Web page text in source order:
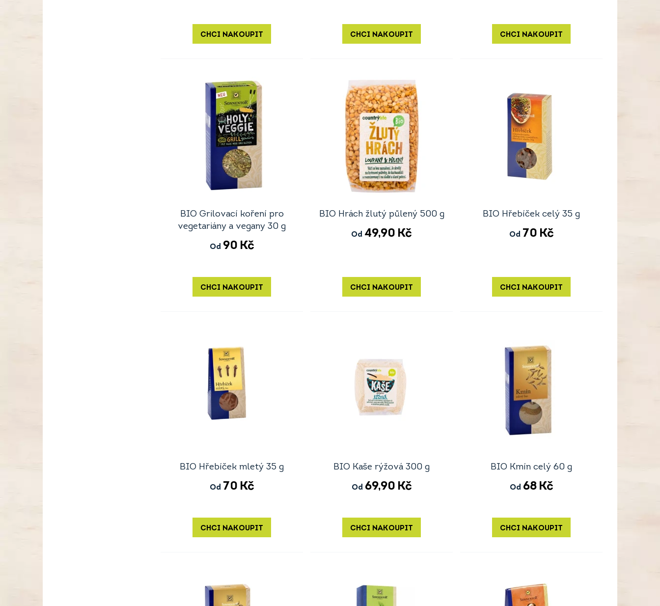
CHCI NAKOUPIT CHCI NAKOUPIT CHCI NAKOUPIT
BIO Grilovací koření pro
vegetariány a vegany 30 g
Od 90 Kč
CHCI NAKOUPIT
BIO Hrách žlutý půlený 500 g
Od 49,90 Kč
CHCI NAKOUPIT
BIO Hřebíček celý 35 g
Od 70 Kč
CHCI NAKOUPIT
BIO Hřebíček mletý 35 g
Od 70 Kč
CHCI NAKOUPIT
BIO Kaše rýžová 300 g
Od 69,90 Kč
CHCI NAKOUPIT
BIO Kmín celý 60 g
Od 68 Kč
CHCI NAKOUPIT